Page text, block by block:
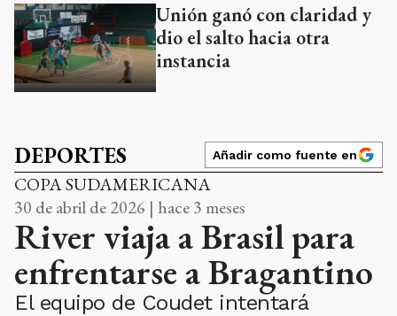
Unión ganó con claridad y
dio el salto hacia otra
instancia
DEPORTES Añadir como fuente en
COPA SUDAMERICANA
30 de abril de 2026 | hace 3 meses
River viaja a Brasil para
enfrentarse a Bragantino
El equipo de Coudet intentará